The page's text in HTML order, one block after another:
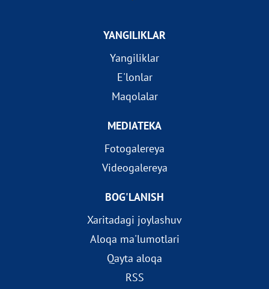
YANGILIKLAR
Yangiliklar
E'lonlar
Maqolalar
MEDIATEKA
Fotogalereya
Videogalereya
BOG'LANISH
Xaritadagi joylashuv
Aloqa ma'lumotlari
Qayta aloqa
RSS